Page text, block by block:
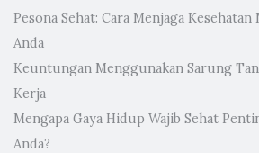
Pesona Sehat: Cara Menjaga
Anda
Keuntungan Menggunakan Sarung
Kerja
Mengapa Gaya Hidup Wajib Sehat
Anda?